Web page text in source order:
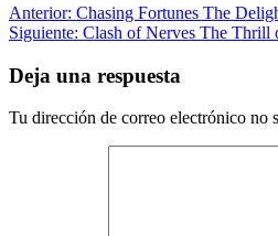
Navegación
de
entradas
Anterior: Entrada
anterior:
Chasing Fortunes The
Siguiente: Siguiente
Clash of Nerves The Thrill
Deja una respuesta
Tu dirección de correo electrónico no